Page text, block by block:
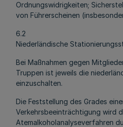
Ordnungswidrigkeiten;
von Führerscheinen
6.2
Niederländische
Bei Maßnahmen gegen
Truppen ist jeweils die
einzuschalten.
Die Feststellung des Grades
Verkehrsbeeinträchtigung wird
Atemalkoholanalyseverfahren